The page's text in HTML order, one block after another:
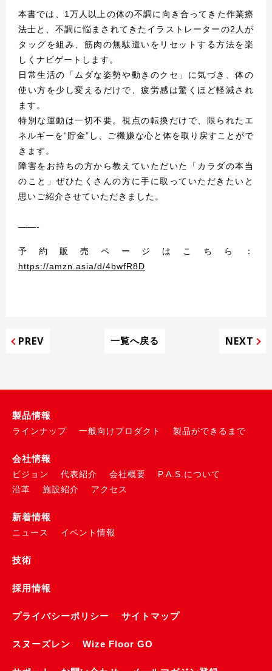
本書では、1万人以上の体の不調に向き合ってきた作業療
法士と、不調に悩まされてきたイラストレーターの2人が
タッグを組み、筋肉の無駄遣いをリセットする方法を楽
しくナビゲートします。
日常生活の「ムダな姿勢や動きのクセ」に気づき、体の
使い方を少し変えるだけで、疲労感は驚くほど軽減され
ます。
特別な運動は一切不要。視点の転換だけで、限られたエ
ネルギーを“貯金”し、ご機嫌な心と体を取り戻すことがで
きます。
障害をお持ちの方から教えていただいた「カラダの本当
のこと」ぜひたくさんの方に手に取っていただきたいと
思いご紹介させていただきました。
——-
予約販売ページはこちら：
https://amzn.asia/d/4bwfR8D
PREV 一覧へ戻る NEXT
製品情報
ラインナップ 一般向けプロダクト 製品ができるまで
会社情報
ビジョン 代表紹介 会社概要
P.A.S.について
沿革
施設紹介 アクセス
新着情報
ニュース イベント情報
技術
採用情報
プライバシーポリシー サイトマップ
スヌーズレン Wize Floor GO